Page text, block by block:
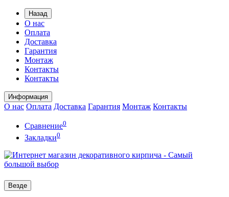
Назад
О нас
Оплата
Доставка
Гарантия
Монтаж
Контакты
Контакты
Информация
О нас Оплата Доставка Гарантия Монтаж Контакты
Сравнение0
Закладки0
Везде